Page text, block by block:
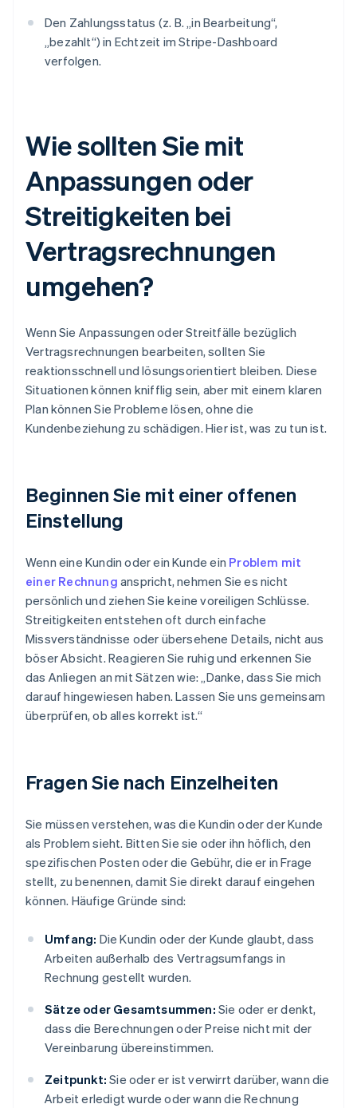
Den Zahlungsstatus (z. B. „in Bearbeitung“,
„bezahlt“) in Echtzeit im Stripe-Dashboard
verfolgen.
Wie sollten Sie mit
Anpassungen oder
Streitigkeiten bei
Vertragsrechnungen
umgehen?
Wenn Sie Anpassungen oder Streitfälle bezüglich
Vertragsrechnungen bearbeiten, sollten Sie
reaktionsschnell und lösungsorientiert bleiben. Diese
Situationen können knifflig sein, aber mit einem klaren
Plan können Sie Probleme lösen, ohne die
Kundenbeziehung zu schädigen. Hier ist, was zu tun ist.
Beginnen Sie mit einer offenen
Einstellung
Wenn eine Kundin oder ein Kunde ein Problem mit
einer Rechnung anspricht, nehmen Sie es nicht
persönlich und ziehen Sie keine voreiligen Schlüsse.
Streitigkeiten entstehen oft durch einfache
Missverständnisse oder übersehene Details, nicht aus
böser Absicht. Reagieren Sie ruhig und erkennen Sie
das Anliegen an mit Sätzen wie: „Danke, dass Sie mich
darauf hingewiesen haben. Lassen Sie uns gemeinsam
überprüfen, ob alles korrekt ist.“
Fragen Sie nach Einzelheiten
Sie müssen verstehen, was die Kundin oder der Kunde
als Problem sieht. Bitten Sie sie oder ihn höflich, den
spezifischen Posten oder die Gebühr, die er in Frage
stellt, zu benennen, damit Sie direkt darauf eingehen
können. Häufige Gründe sind:
Umfang: Die Kundin oder der Kunde glaubt, dass
Arbeiten außerhalb des Vertragsumfangs in
Rechnung gestellt wurden.
Sätze oder Gesamtsummen: Sie oder er denkt,
dass die Berechnungen oder Preise nicht mit der
Vereinbarung übereinstimmen.
Zeitpunkt: Sie oder er ist verwirrt darüber, wann die
Arbeit erledigt wurde oder wann die Rechnung